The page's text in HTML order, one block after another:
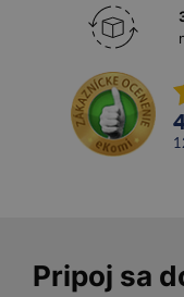
Pripoj sa